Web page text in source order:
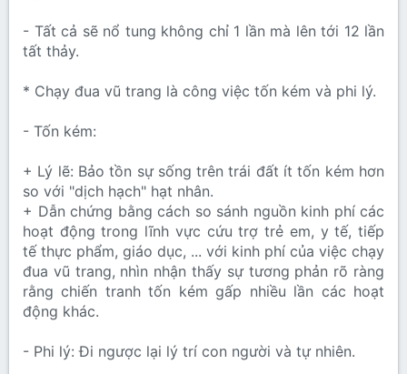
- Tất cả sẽ nổ tung không chỉ 1 lần mà lên tới 12 lần
tất thảy.
* Chạy đua vũ trang là công việc tốn kém và phi lý.
- Tốn kém:
+ Lý lẽ: Bảo tồn sự sống trên trái đất ít tốn kém hơn
so với "dịch hạch" hạt nhân.
+ Dẫn chứng bằng cách so sánh nguồn kinh phí các
hoạt động trong lĩnh vực cứu trợ trẻ em, y tế, tiếp
tế thực phẩm, giáo dục, ... với kinh phí của việc chạy
đua vũ trang, nhìn nhận thấy sự tương phản rõ ràng
rằng chiến tranh tốn kém gấp nhiều lần các hoạt
động khác.
- Phi lý: Đi ngược lại lý trí con người và tự nhiên.